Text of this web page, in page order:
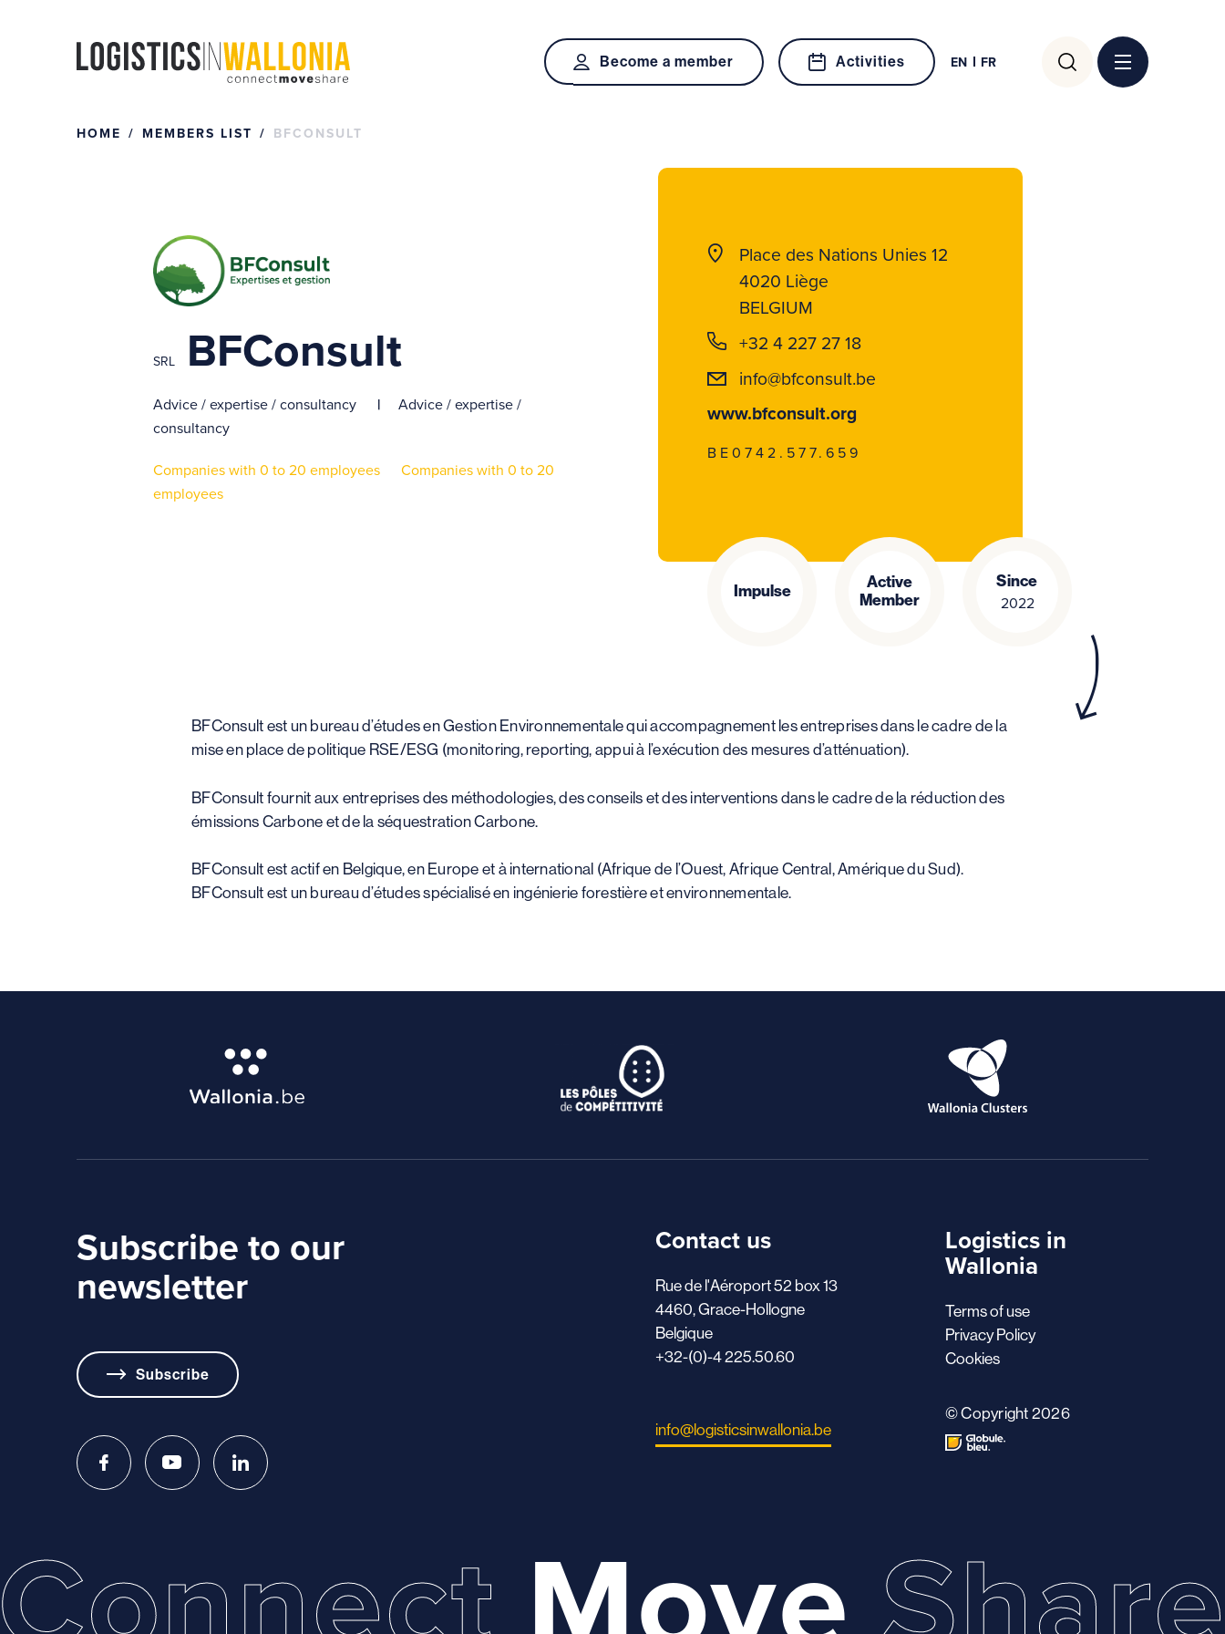
Become a member Activities EN FR
for:
HOME MEMBERS LIST BFCONSULT
SRL BFConsult
Advice / expertise / consultancy
Advice / expertise /
consultancy
Companies with 0 to 20 employees
Companies with 0 to 20
employees
Place des Nations Unies 12
4020 Liège
BELGIUM
+32 4 227 27 18
info@bfconsult.be
www.bfconsult.org
BE0742.577.659
Impulse
Active
Member
Since
2022
BFConsult est un bureau d’études en Gestion Environnementale qui accompagnement les entreprises dans le cadre de la
mise en place de politique RSE/ESG (monitoring, reporting, appui à l’exécution des mesures d’atténuation).
BFConsult fournit aux entreprises des méthodologies, des conseils et des interventions dans le cadre de la réduction des
émissions Carbone et de la séquestration Carbone.
BFConsult est actif en Belgique, en Europe et à international (Afrique de l’Ouest, Afrique Central, Amérique du Sud).
BFConsult est un bureau d’études spécialisé en ingénierie forestière et environnementale.
Subscribe to our
newsletter
Subscribe
Contact us
Rue de l'Aéroport 52 box 13
4460, Grace-Hollogne
Belgique
+32-(0)-4 225.50.60
info@logisticsinwallonia.be
Logistics in
Wallonia
Terms of use
Privacy Policy
Cookies
© Copyright 2026